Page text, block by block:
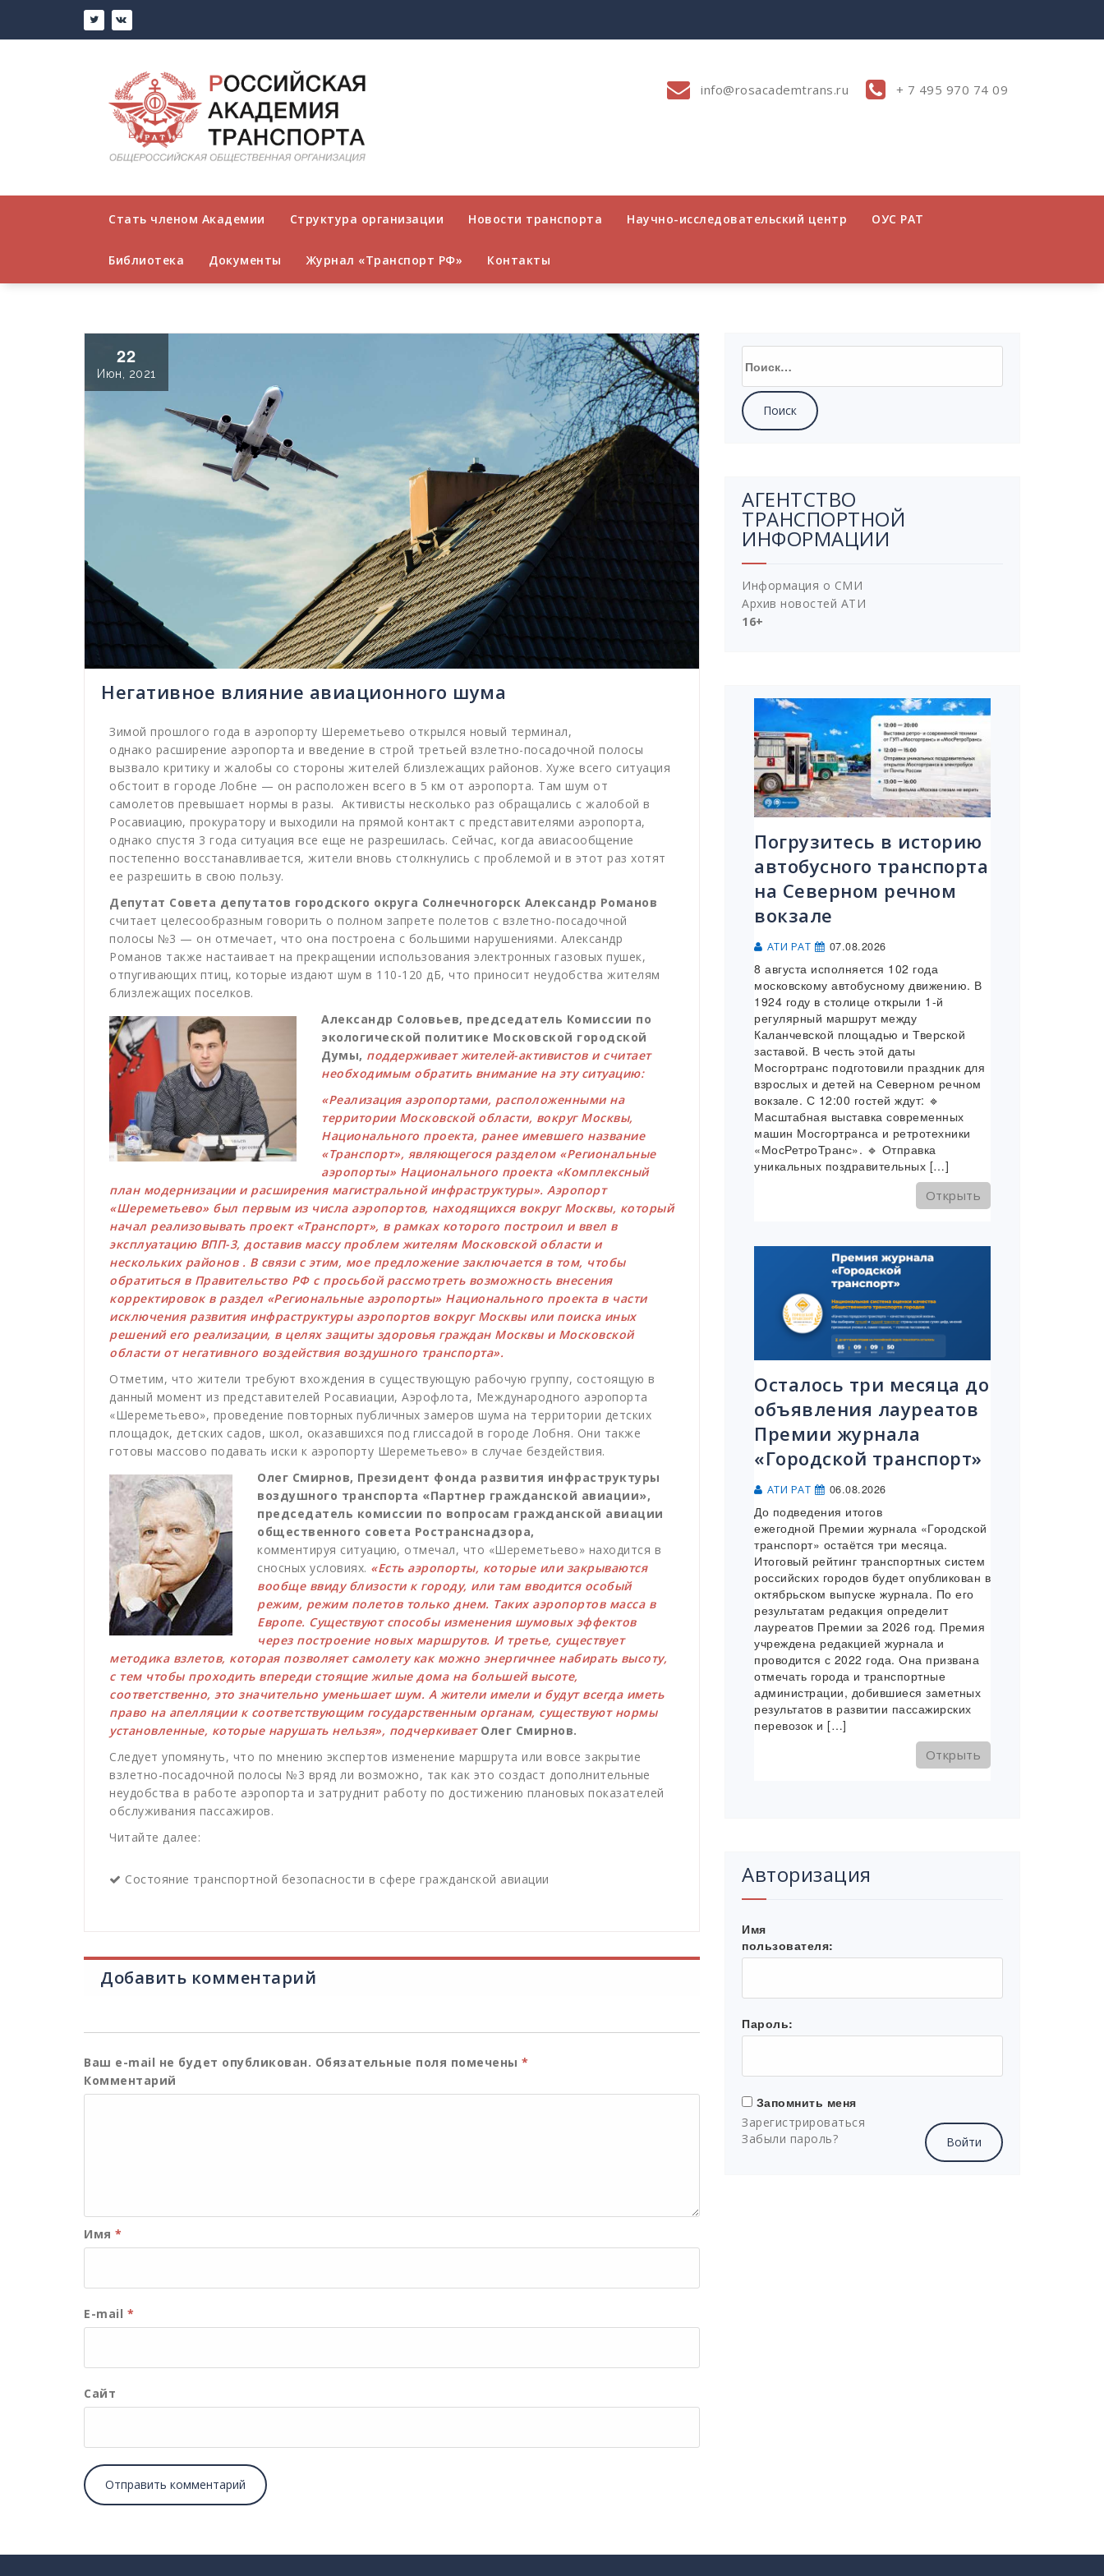
info@rosacademtrans.ru + 7 495 970 74 09
Стать членом Академии Структура организации Новости транспорта Научно-исследовательский центр ОУС РАТ
Библиотека Документы Журнал «Транспорт РФ» Контакты
22
Июн, 2021
Негативное влияние авиационного шума
Зимой прошлого года в аэропорту Шереметьево открылся новый терминал,
однако расширение аэропорта и введение в строй третьей взлетно-посадочной полосы
вызвало критику и жалобы со стороны жителей близлежащих районов. Хуже всего ситуация
обстоит в городе Лобне — он расположен всего в 5 км от аэропорта. Там шум от
самолетов превышает нормы в разы. Активисты несколько раз обращались с жалобой в
Росавиацию, прокуратору и выходили на прямой контакт с представителями аэропорта,
однако спустя 3 года ситуация все еще не разрешилась. Сейчас, когда авиасообщение
постепенно восстанавливается, жители вновь столкнулись с проблемой и в этот раз хотят
ее разрешить в свою пользу.
Депутат Совета депутатов городского округа Солнечногорск Александр Романов
считает целесообразным говорить о полном запрете полетов с взлетно-посадочной
полосы №3 — он отмечает, что она построена с большими нарушениями. Александр
Романов также настаивает на прекращении использования электронных газовых пушек,
отпугивающих птиц, которые издают шум в 110-120 дБ, что приносит неудобства жителям
близлежащих поселков.
Александр Соловьев, председатель Комиссии по
экологической политике Московской городской
Думы, поддерживает жителей-активистов и считает
необходимым обратить внимание на эту ситуацию:
«Реализация аэропортами, расположенными на
территории Московской области, вокруг Москвы,
Национального проекта, ранее имевшего название
«Транспорт», являющегося разделом «Региональные
аэропорты» Национального проекта «Комплексный
план модернизации и расширения магистральной инфраструктуры». Аэропорт
«Шереметьево» был первым из числа аэропортов, находящихся вокруг Москвы, который
начал реализовывать проект «Транспорт», в рамках которого построил и ввел в
эксплуатацию ВПП-3, доставив массу проблем жителям Московской области и
нескольких районов . В связи с этим, мое предложение заключается в том, чтобы
обратиться в Правительство РФ с просьбой рассмотреть возможность внесения
корректировок в раздел «Региональные аэропорты» Национального проекта в части
исключения развития инфраструктуры аэропортов вокруг Москвы или поиска иных
решений его реализации, в целях защиты здоровья граждан Москвы и Московской
области от негативного воздействия воздушного транспорта».
Отметим, что жители требуют вхождения в существующую рабочую группу, состоящую в
данный момент из представителей Росавиации, Аэрофлота, Международного аэропорта
«Шереметьево», проведение повторных публичных замеров шума на территории детских
площадок, детских садов, школ, оказавшихся под глиссадой в городе Лобня. Они также
готовы массово подавать иски к аэропорту Шереметьево» в случае бездействия.
Олег Смирнов, Президент фонда развития инфраструктуры
воздушного транспорта «Партнер гражданской авиации»,
председатель комиссии по вопросам гражданской авиации
общественного совета Ространснадзора,
комментируя ситуацию, отмечал, что «Шереметьево» находится в
сносных условиях. «Есть аэропорты, которые или закрываются
вообще ввиду близости к городу, или там вводится особый
режим, режим полетов только днем. Таких аэропортов масса в
Европе. Существуют способы изменения шумовых эффектов
через построение новых маршрутов. И третье, существует
методика взлетов, которая позволяет самолету как можно энергичнее набирать высоту,
с тем чтобы проходить впереди стоящие жилые дома на большей высоте,
соответственно, это значительно уменьшает шум. А жители имели и будут всегда иметь
право на апелляции к соответствующим государственным органам, существуют нормы
установленные, которые нарушать нельзя», подчеркивает Олег Смирнов.
Следует упомянуть, что по мнению экспертов изменение маршрута или вовсе закрытие
взлетно-посадочной полосы №3 вряд ли возможно, так как это создаст дополнительные
неудобства в работе аэропорта и затруднит работу по достижению плановых показателей
обслуживания пассажиров.
Читайте далее:
Состояние транспортной безопасности в сфере гражданской авиации
Добавить комментарий
Ваш e-mail не будет опубликован. Обязательные поля помечены *
Комментарий
Имя *
E-mail *
Сайт
АГЕНТСТВО
ТРАНСПОРТНОЙ
ИНФОРМАЦИИ
Информация о СМИ
Архив новостей АТИ
16+
Погрузитесь в историю
автобусного транспорта
на Северном речном
вокзале
АТИ РАТ 07.08.2026
8 августа исполняется 102 года
московскому автобусному движению. В
1924 году в столице открыли 1-й
регулярный маршрут между
Каланчевской площадью и Тверской
заставой. В честь этой даты
Мосгортранс подготовили праздник для
взрослых и детей на Северном речном
вокзале. С 12:00 гостей ждут: 🔹
Масштабная выставка современных
машин Мосгортранса и ретротехники
«МосРетроТранс». 🔹 Отправка
уникальных поздравительных […]
Открыть
Осталось три месяца до
объявления лауреатов
Премии журнала
«Городской транспорт»
АТИ РАТ 06.08.2026
До подведения итогов
ежегодной Премии журнала «Городской
транспорт» остаётся три месяца.
Итоговый рейтинг транспортных систем
российских городов будет опубликован в
октябрьском выпуске журнала. По его
результатам редакция определит
лауреатов Премии за 2026 год. Премия
учреждена редакцией журнала и
проводится с 2022 года. Она призвана
отмечать города и транспортные
администрации, добившиеся заметных
результатов в развитии пассажирских
перевозок и […]
Открыть
Авторизация
Имя
пользователя:
Пароль:
Запомнить меня
Войти
Зарегистрироваться
Забыли пароль?